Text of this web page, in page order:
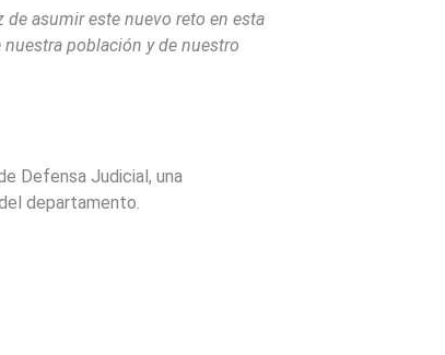
de asumir este nuevo reto en esta
población y de nuestro
Defensa Judicial, una
departamento.